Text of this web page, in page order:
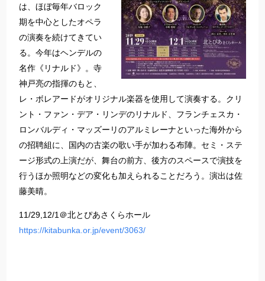
は、ほぼ毎年バロック
期を中心としたオペラ
の演奏を続けてきてい
る。今年はヘンデルの
名作《リナルド》。寺
神戸亮の指揮のもと、
レ・ボレアードがオリジナル楽器を使用して演奏する。クリ
ント・ファン・デア・リンデのリナルド、フランチェスカ・
ロンバルディ・マッズーリのアルミレーナといった海外から
の招聘組に、国内の古楽の歌い手が加わる布陣。セミ・ステ
ージ形式の上演だが、舞台の前方、後方のスペースで演技を
行うほか照明などの変化も加えられることだろう。演出は佐
藤美晴。
11/29,12/1＠北とぴあさくらホール
https://kitabunka.or.jp/event/3063/